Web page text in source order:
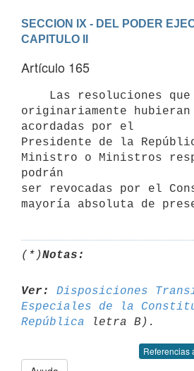
SECCION IX - DEL PODER
CAPITULO II
Artículo 165
originariamente
acordadas por el
Presidente de la
Ministro o Ministros
podrán
ser revocadas por el
(*)Notas:
Ver:
Disposiciones
Especiales de la
República
Referencias